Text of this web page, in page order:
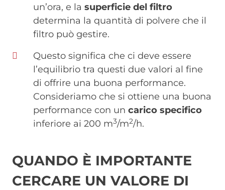
un’ora, e la superficie del filtro
determina la quantità di polvere che il
filtro può gestire.
Questo significa che ci deve essere
l’equilibrio tra questi due valori al fine
di offrire una buona performance.
Consideriamo che si ottiene una buona
performance con un carico specifico
inferiore ai 200 m3/m2/h.
QUANDO È IMPORTANTE
CERCARE UN VALORE DI